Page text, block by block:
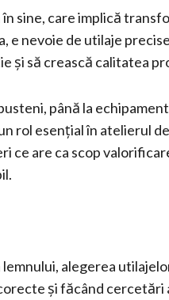
sine, care implică
nevoie de utilaje
și să crească calitatea
până la
rol esențial în atelierul
ce are ca scop
alegerea
și făcând cercetări